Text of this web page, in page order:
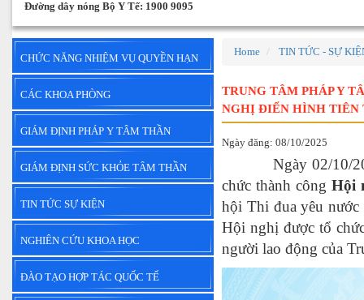
Đường dây nóng Bộ Y Tế: 1900 9095
CHỨC NĂNG NHIỆM VỤ QUYỀN HẠN
CÁC KHOA PHÒNG
GIÁM ĐỊNH PHÁP Y TÂM THẦN
GIÁM ĐỊNH SỨC KHỎE TÂM THẦN
TIN TỨC SỰ KIỆN
NGHIÊN CỨU KHOA HỌC
ĐÀO TẠO HỢP TÁC QUỐC TẾ
Home TIN TỨC - SỰ
TRUNG TÂM PHÁP Y
NGHỊ ĐIỂN HÌNH TIÊN
Ngày đăng: 08/10/2025
Ngày 02/10/2025,
chức thành công Hội
hội Thi đua yêu
Hội nghị được tổ
người lao động của